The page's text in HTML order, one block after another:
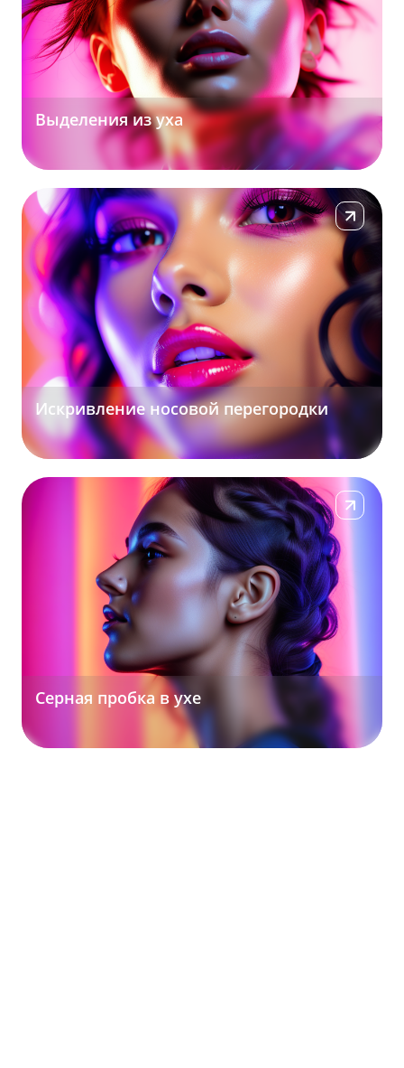
Выделения из уха
Искривление носовой перегородки
Подробнее
Серная пробка в ухе
Подробнее